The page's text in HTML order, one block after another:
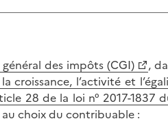
des impôts (CGI)
,
l’activité et
28 de la loi n° 2017-1837
au choix du contribuable :